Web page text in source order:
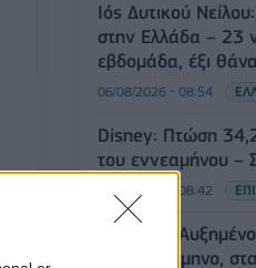
Ιός Δυτικού
στην Ελλάδα – 23
εβδομάδα, έξι
06/08/2026 - 08:54
Disney: Πτώση
του εννεαμήνου –
06/08/2026 - 08:42
Viohalco:
στο α' εξάμηνο,